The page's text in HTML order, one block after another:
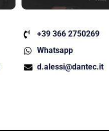
+39 366 2750269
Whatsapp
d.alessi@dantec.it